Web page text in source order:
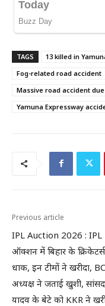
TAGS
13 killed in
Fog-related road accident
Massive road accident
Yamuna Expressway
Previous article
IPL Auction 2026 : IPL
ऑक्शन में बिहार के
धाक, इन टीमों ने खरीदा,
अध्यक्ष ने जताई खुशी,
यादव के बेटे को KKR ने